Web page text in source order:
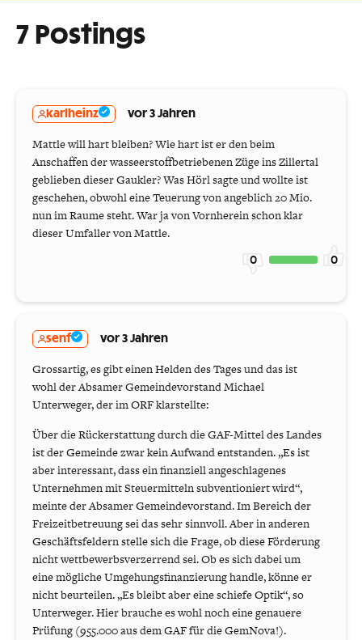
7 Postings
karlheinz vor 3 Jahren
Mattle will hart bleiben? Wie hart ist er den beim
Anschaffen der wasseerstoffbetriebenen Züge ins Zillertal
geblieben dieser Gaukler? Was Hörl sagte und wollte ist
geschehen, obwohl eine Teuerung von angeblich 20 Mio.
nun im Raume steht. War ja von Vornherein schon klar
dieser Umfaller von Mattle.
0 0
senf vor 3 Jahren
Grossartig, es gibt einen Helden des Tages und das ist
wohl der Absamer Gemeindevorstand Michael
Unterweger, der im ORF klarstellte:
Über die Rückerstattung durch die GAF-Mittel des Landes
ist der Gemeinde zwar kein Aufwand entstanden. „Es ist
aber interessant, dass ein finanziell angeschlagenes
Unternehmen mit Steuermitteln subventioniert wird“,
meinte der Absamer Gemeindevorstand. Im Bereich der
Freizeitbetreuung sei das sehr sinnvoll. Aber in anderen
Geschäftsfeldern stelle sich die Frage, ob diese Förderung
nicht wettbewerbsverzerrend sei. Ob es sich dabei um
eine mögliche Umgehungsfinanzierung handle, könne er
nicht beurteilen. „Es bleibt aber eine schiefe Optik“, so
Unterweger. Hier brauche es wohl noch eine genauere
Prüfung (955.000 aus dem GAF für die GemNova!).